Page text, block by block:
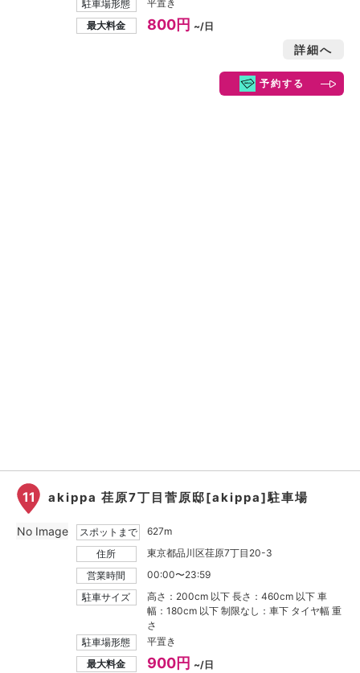
駐車場形態
平置き
最大料金
800円 ~/日
詳細へ
予約する
11 akippa 荏原7丁目菅原邸[akippa]駐車場
スポットまで
627m
住所
東京都品川区荏原7丁目20-3
営業時間
00:00〜23:59
駐車サイズ
高さ：200cm 以下 長さ：460cm 以下 車
幅：180cm 以下 制限なし：車下 タイヤ幅 重
さ
駐車場形態
平置き
最大料金
900円 ~/日
No Image